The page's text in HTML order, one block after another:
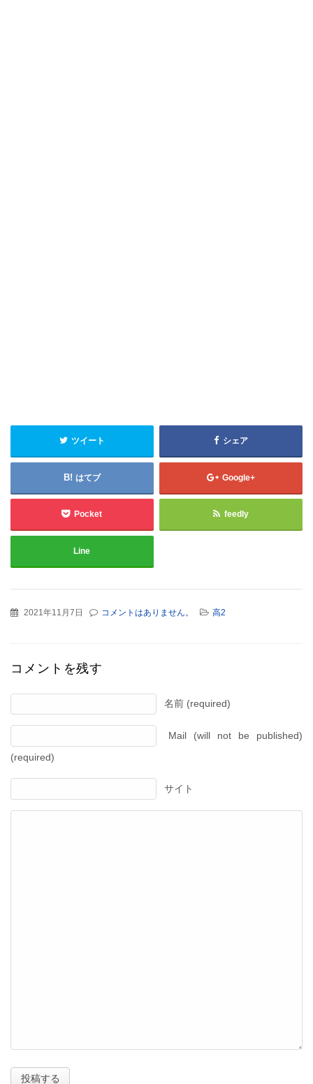
ツイート シェア
はてブ Google+
Pocket feedly
Line
2021年11月7日 コメントはありません。 高2
コメントを残す
名前 (required)
Mail (will not be published)
(required)
サイト